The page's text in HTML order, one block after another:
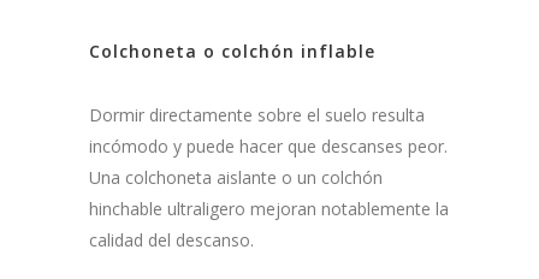
Colchoneta o colchón inflable
Dormir directamente sobre el suelo resulta
incómodo y puede hacer que descanses peor.
Una colchoneta aislante o un colchón
hinchable ultraligero mejoran notablemente la
calidad del descanso.